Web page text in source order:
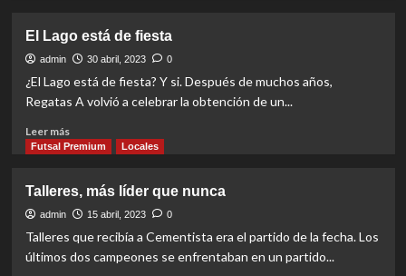
serán
los
estadios
para
División
de
El Lago está de fiesta
admin 30 abril, 2023 0
¿El Lago está de fiesta? Y si. Después de muchos años,
Regatas A volvió a celebrar la obtención de un...
Leer másRead
more
Lago
está
de
fiesta
Futsal Premium Locales
Talleres, más líder que nunca
admin 15 abril, 2023 0
Talleres que recibía a Cementista era el partido de la fecha. Los
últimos dos campeones se enfrentaban en un partido...